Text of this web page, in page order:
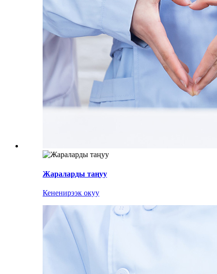
Жараларды таңуу
Кененирээк окуу